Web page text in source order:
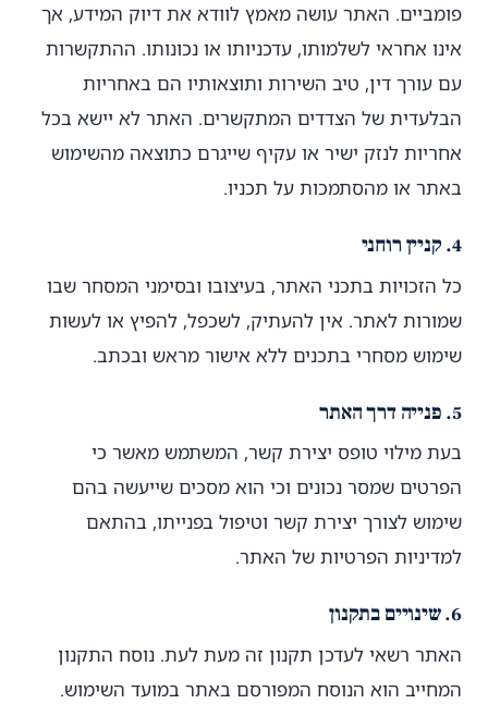
פומביים. האתר עושה מאמץ לוודא את דיוק המידע, אך
אינו אחראי לשלמותו, עדכניותו או נכונותו. ההתקשרות
עם עורך דין, טיב השירות ותוצאותיו הם באחריות
הבלעדית של הצדדים המתקשרים. האתר לא יישא בכל
אחריות לנזק ישיר או עקיף שייגרם כתוצאה מהשימוש
באתר או מהסתמכות על תכניו.
4. קניין רוחני
כל הזכויות בתכני האתר, בעיצובו ובסימני המסחר שבו
שמורות לאתר. אין להעתיק, לשכפל, להפיץ או לעשות
שימוש מסחרי בתכנים ללא אישור מראש ובכתב.
5. פנייה דרך האתר
בעת מילוי טופס יצירת קשר, המשתמש מאשר כי
הפרטים שמסר נכונים וכי הוא מסכים שייעשה בהם
שימוש לצורך יצירת קשר וטיפול בפנייתו, בהתאם
למדיניות הפרטיות של האתר.
6. שינויים בתקנון
האתר רשאי לעדכן תקנון זה מעת לעת. נוסח התקנון
המחייב הוא הנוסח המפורסם באתר במועד השימוש.